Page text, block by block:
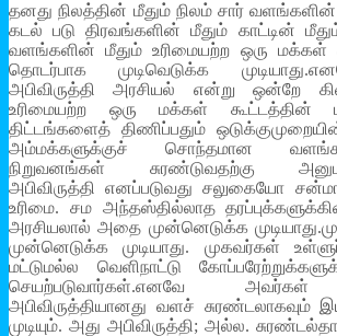
தனது நிலத்தின் மீதும் நிலம் சார்
கடல் படு திரவங்களின் மீதும் காட்டின்
வளங்களின் மீதும் உரிமையற்ற ஒரு மக்கள்
தொடர்பாக முடிவெடுக்க
அபிவிருத்தி அரசியல் என்று ஒன்றே
உரிமையற்ற ஒரு மக்கள் கூட்டத்தின்
திட்டங்களைத் திணிப்பதும்
அம்மக்களுக்குச் சொந்தமான
நிறுவனங்கள் சுரண்டுவதற்கு
அபிவிருத்தி எனப்படுவது சலுகையோ
உரிமை. சம அந்தஸ்தில்லாத
அரசியலால் அதை முன்னெடுக்க
முன்னெடுக்க முடியாது. முகவர்கள்
மட்டுமல்ல வெளிநாட்டு
செயற்படுவார்கள்.எனவே அவர்கள்
அபிவிருத்தியானது வளச் சுரண்டலாகவும்
முடியும். அது அபிவிருத்தி; அல்ல.